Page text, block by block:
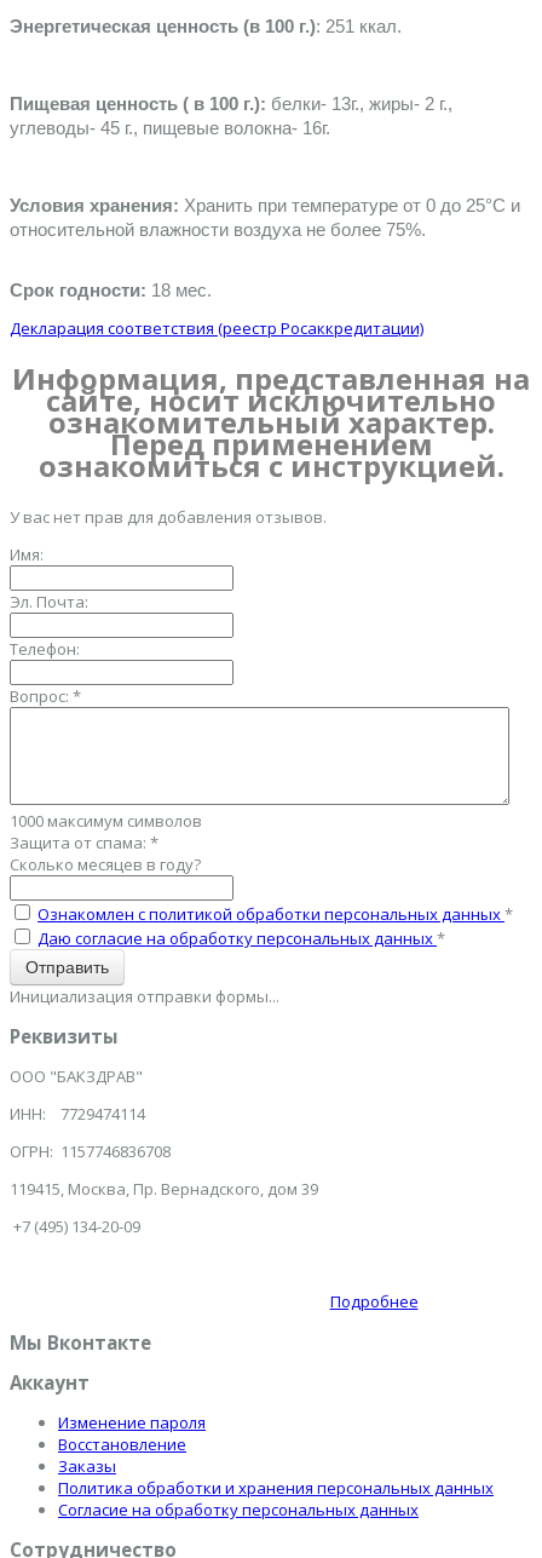
Энергетическая ценность (в 100 г.): 251 ккал.
Пищевая ценность ( в 100 г.): белки- 13г., жиры- 2 г.,
углеводы- 45 г., пищевые волокна- 16г.
Условия хранения: Хранить при температуре от 0 до 25°C и
относительной влажности воздуха не более 75%.
Срок годности: 18 мес.
Декларация соответствия (реестр Росаккредитации)
Информация, представленная на
сайте, носит исключительно
ознакомительный характер.
Перед применением
ознакомиться с инструкцией.
У вас нет прав для добавления отзывов.
Имя:
Эл. Почта:
Телефон:
Вопрос: *
1000 максимум символов
Защита от спама: *
Сколько месяцев в году?
Ознакомлен с политикой обработки персональных данных*
Даю согласие на обработку персональных данных*
Отправить
Инициализация отправки формы...
Реквизиты
ООО "БАКЗДРАВ"
ИНН: 7729474114
ОГРН: 1157746836708
119415, Москва, Пр. Вернадского, дом 39
+7 (495) 134-20-09
Подробнее
Мы Вконтакте
Аккаунт
Изменение пароля
Восстановление
Заказы
Политика обработки и хранения персональных данных
Согласие на обработку персональных данных
Сотрудничество